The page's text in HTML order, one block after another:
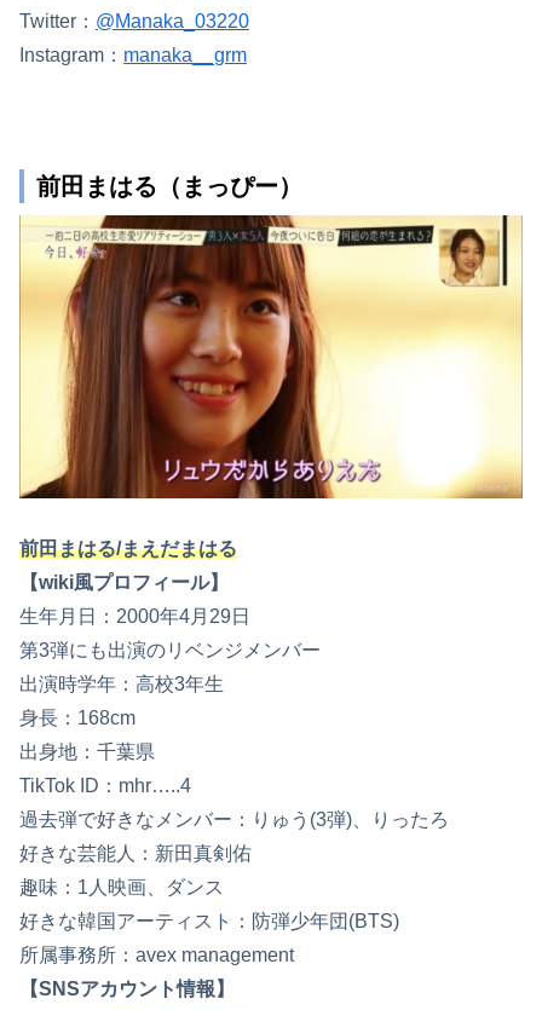
Twitter： @Manaka_03220
Instagram： manaka__grm
前田まはる（まっぴー）
前田まはる/まえだまはる
【wiki風プロフィール】
生年月日：2000年4月29日
第3弾にも出演のリベンジメンバー
出演時学年：高校3年生
身長：168cm
出身地：千葉県
TikTok ID：mhr…..4
過去弾で好きなメンバー：りゅう(3弾)、りったろ
好きな芸能人：新田真剣佑
趣味：1人映画、ダンス
好きな韓国アーティスト：防弾少年団(BTS)
所属事務所：avex management
【SNSアカウント情報】